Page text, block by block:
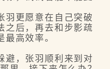
更愿意在自己突破
之后，再去和步影疏
高效率。
，张羽顺利来到对